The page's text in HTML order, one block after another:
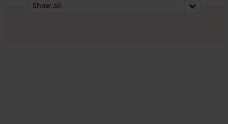
Show all